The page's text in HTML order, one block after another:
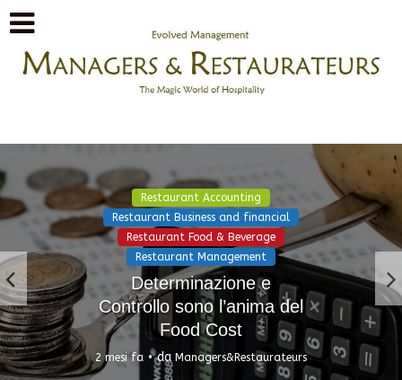
Restaurant Accounting
Restaurant Business and financial
Restaurant Food & Beverage
Restaurant Management
Determinazione e
Controllo sono l’anima del
Food Cost
2 mesi fa da Managers&Restaurateurs